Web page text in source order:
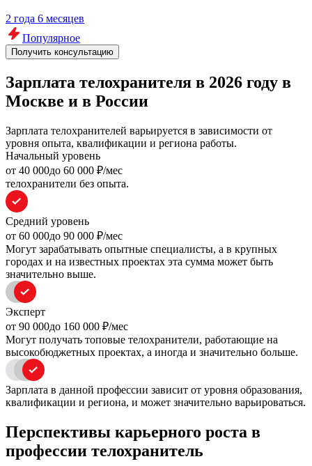
2 года 6 месяцев
Популярное
Получить консультацию
Зарплата телохранителя в 2026 году в
Москве и в России
Зарплата телохранителей варьируется в зависимости от
уровня опыта, квалификации и региона работы.
Начальный уровень
oт 40 000до 60 000 ₽/мес
телохранители без опыта.
Средний уровень
oт 60 000до 90 000 ₽/мес
Могут зарабатывать опытные специалисты, а в крупных
городах и на известных проектах эта сумма может быть
значительно выше.
Эксперт
oт 90 000до 160 000 ₽/мес
Могут получать топовые телохранители, работающие на
высокобюджетных проектах, а иногда и значительно больше.
Зарплата в данной профессии зависит от уровня образования,
квалификации и региона, и может значительно варьироваться.
Перспективы карьерного роста в
профессии телохранитель